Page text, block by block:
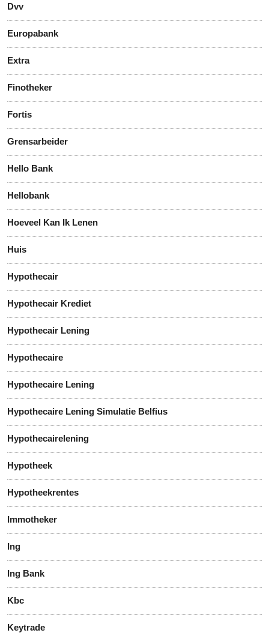
Dvv
Europabank
Extra
Finotheker
Fortis
Grensarbeider
Hello Bank
Hellobank
Hoeveel Kan Ik Lenen
Huis
Hypothecair
Hypothecair Krediet
Hypothecair Lening
Hypothecaire
Hypothecaire Lening
Hypothecaire Lening Simulatie Belfius
Hypothecairelening
Hypotheek
Hypotheekrentes
Immotheker
Ing
Ing Bank
Kbc
Keytrade